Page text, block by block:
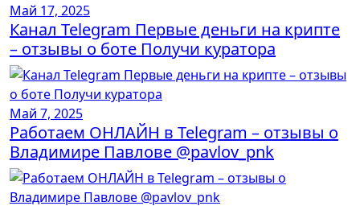
Май 17, 2025
Канал Telegram Первые деньги на крипте
– отзывы о боте Получи куратора
Май 7, 2025
Работаем ОНЛАЙН в Telegram – отзывы о
Владимире Павлове @pavlov_pnk